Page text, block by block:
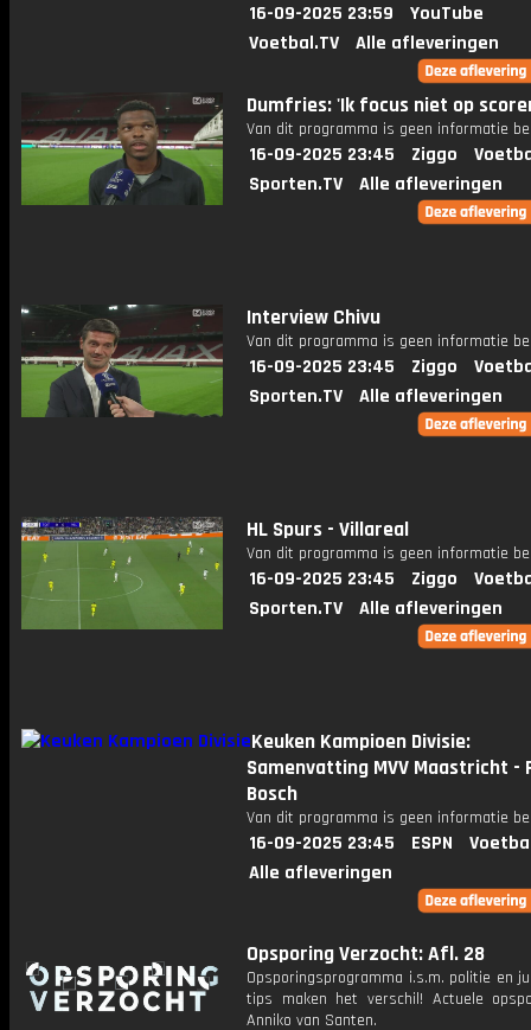
16-09-2025 23:59
YouTube
Voetbal.TV
Alle afleveringen
Dumfries: 'Ik focus niet op
Van dit programma is geen informatie
16-09-2025 23:45 Ziggo
Sporten.TV
Alle afleveringen
Interview Chivu
Van dit programma is geen informatie
16-09-2025 23:45 Ziggo
Sporten.TV
Alle afleveringen
HL Spurs - Villareal
Van dit programma is geen informatie
16-09-2025 23:45 Ziggo
Sporten.TV
Alle afleveringen
Keuken Kampioen Divisie:
Samenvatting MVV Maastricht -
Bosch
Van dit programma is geen informatie
16-09-2025 23:45 ESPN
Alle afleveringen
Opsporing Verzocht: Afl. 28
Opsporingsprogramma i.s.m. politie en
tips maken het verschil! Actuele
Anniko van Santen.